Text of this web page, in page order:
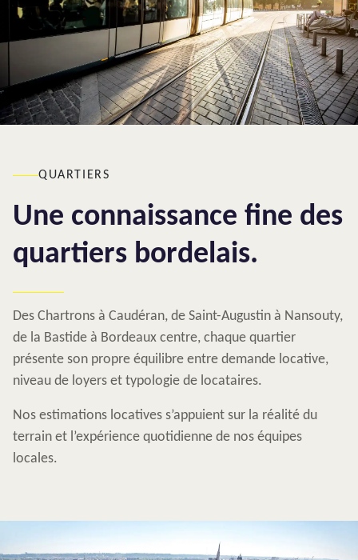
QUARTIERS
Une connaissance fine des
quartiers bordelais.
Des Chartrons à Caudéran, de Saint-Augustin à Nansouty,
de la Bastide à Bordeaux centre, chaque quartier
présente son propre équilibre entre demande locative,
niveau de loyers et typologie de locataires.
Nos estimations locatives s’appuient sur la réalité du
terrain et l’expérience quotidienne de nos équipes
locales.